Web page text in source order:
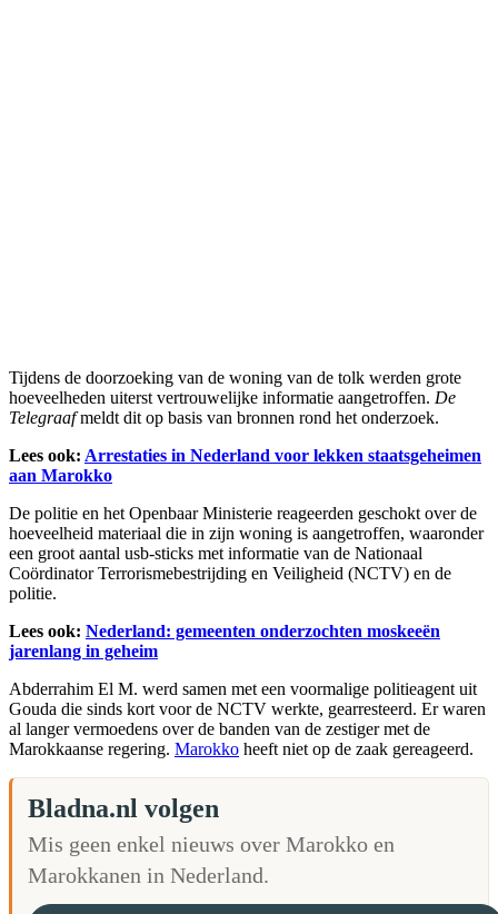
Tijdens de doorzoeking van de woning van de tolk werden grote
hoeveelheden uiterst vertrouwelijke informatie aangetroffen. De
Telegraafmeldt dit op basis van bronnen rond het onderzoek.
Lees ook: Arrestaties in Nederland voor lekken staatsgeheimen
aan Marokko
De politie en het Openbaar Ministerie reageerden geschokt over de
hoeveelheid materiaal die in zijn woning is aangetroffen, waaronder
een groot aantal usb-sticks met informatie van de Nationaal
Coördinator Terrorismebestrijding en Veiligheid (NCTV) en de
politie.
Lees ook: Nederland: gemeenten onderzochten moskeeën
jarenlang in geheim
Abderrahim El M. werd samen met een voormalige politieagent uit
Gouda die sinds kort voor de NCTV werkte, gearresteerd. Er waren
al langer vermoedens over de banden van de zestiger met de
Marokkaanse regering. Marokko heeft niet op de zaak gereageerd.
Bladna.nl volgen
Mis geen enkel nieuws over Marokko en
Marokkanen in Nederland.